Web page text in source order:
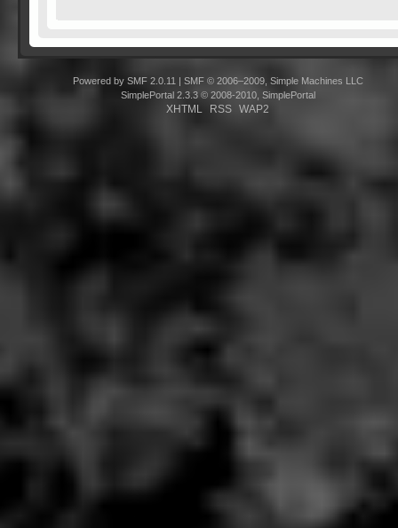
Powered by SMF 2.0.11
SMF © 2006–2009, Simple Machines LLC
SimplePortal 2.3.3 © 2008-2010, SimplePortal
XHTML RSS WAP2